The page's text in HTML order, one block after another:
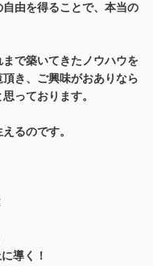
由を得ることで、本当の
で築いてきたノウハウを
き、ご興味がおありなら
っております。
るのです。
導く！